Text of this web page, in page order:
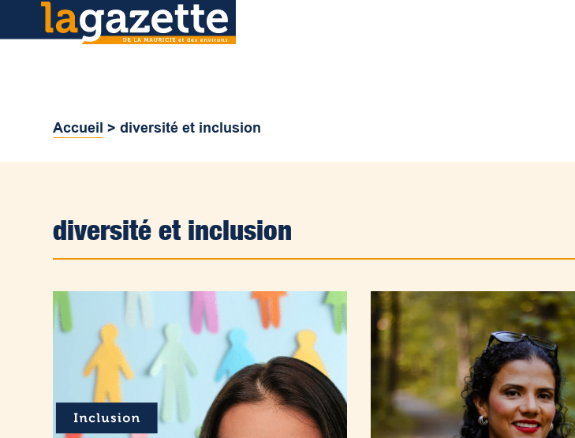
Accueil >diversité et inclusion
diversité et inclusion